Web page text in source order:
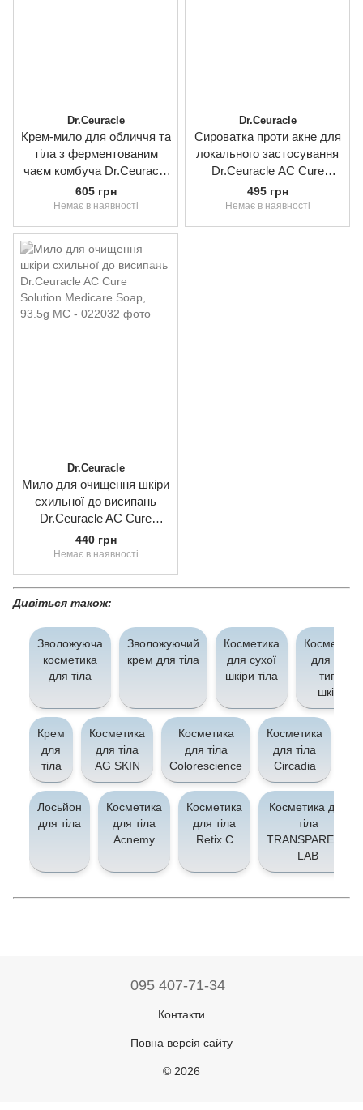
Dr.Ceuracle
Крем-мило для обличчя та
тіла з ферментованим
чаєм комбуча Dr.Ceuracle
Vegan Kombucha Tea
Creamy Wash Bar, 100g
605 грн
Немає в наявності
Dr.Ceuracle
Сироватка проти акне для
локального застосування
Dr.Ceuracle АC Cure
Solution Blue One, 50ml
495 грн
Немає в наявності
Dr.Ceuracle
Мило для очищення шкіри
схильної до висипань
Dr.Ceuracle AC Cure
Solution Medicare Soap,
93.5g
440 грн
Немає в наявності
Дивіться також:
Зволожуюча
косметика
для тіла
Зволожуючий
крем для тіла
Косметика
для сухої
шкіри тіла
Косметика
для всіх
типів
шкіри
Крем
для
тіла
Косметика
для тіла
AG SKIN
Косметика
для тіла
Colorescience
Косметика
для тіла
Circadia
Лосьйон
для тіла
Косметика
для тіла
Acnemy
Косметика
для тіла
Retix.C
Косметика для
тіла
TRANSPARENT
LAB
095 407-71-34
Контакти
Повна версія сайту
© 2026